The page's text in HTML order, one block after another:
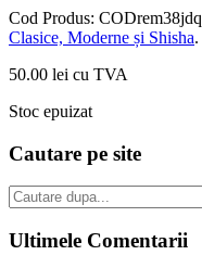
Cod Produs: CODrem38jdq
Clasice, Moderne și Shisha.
50.00 lei cu TVA
Stoc epuizat
Cautare pe site
Ultimele Comentarii